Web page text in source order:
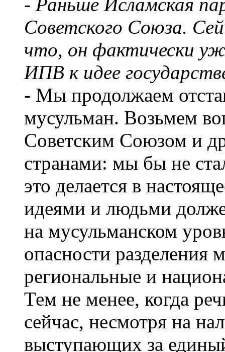
Советского Союза.
что, он фактически
ИПВ к идее
- Мы продолжаем
мусульман. Возьмем
Советским Союзом и
странами: мы бы не
это делается в
идеями и людьми
на мусульманском
опасности разделения
региональные и
Тем не менее, когда
сейчас, несмотря на
выступающих за